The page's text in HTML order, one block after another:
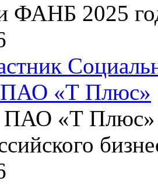
ФАНБ 2025
ПАО «Т Плюс»
«Т Плюс»